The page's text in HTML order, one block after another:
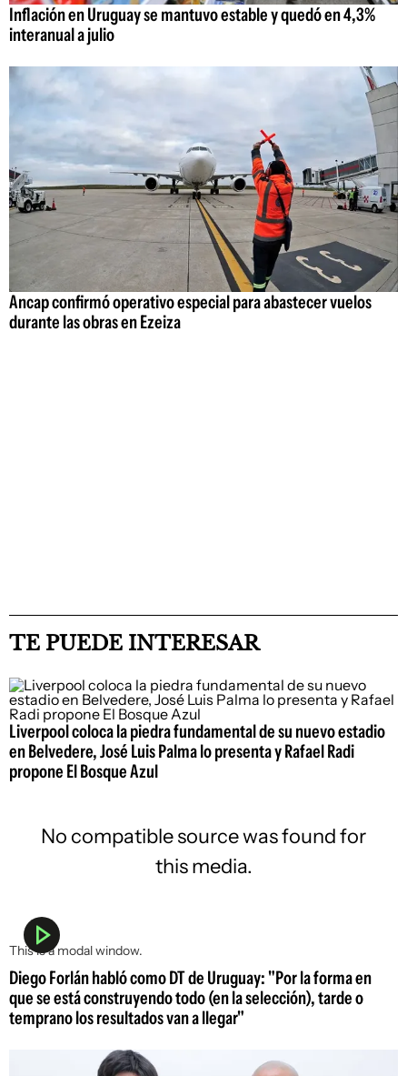
Inflación en Uruguay se mantuvo estable y quedó en 4,3%
interanual a julio
Ancap confirmó operativo especial para abastecer vuelos
durante las obras en Ezeiza
TE PUEDE INTERESAR
Liverpool coloca la piedra fundamental de su nuevo estadio
en Belvedere, José Luis Palma lo presenta y Rafael Radi
propone El Bosque Azul
This is a modal window.
No compatible source was found for
this media.
Diego Forlán habló como DT de Uruguay: "Por la forma en
que se está construyendo todo (en la selección), tarde o
temprano los resultados van a llegar"